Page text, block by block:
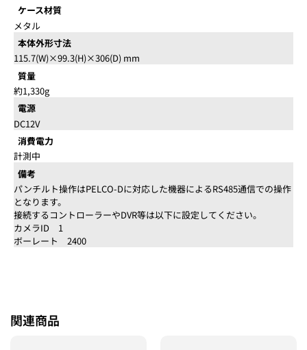
ケース材質
メタル
本体外形寸法
115.7(W)×99.3(H)×306(D) mm
質量
約1,330g
電源
DC12V
消費電力
計測中
備考
パンチルト操作はPELCO-Dに対応した機器によるRS485通信での操作
となります。
接続するコントローラーやDVR等は以下に設定してください。
カメラID 1
ボーレート 2400
関連商品